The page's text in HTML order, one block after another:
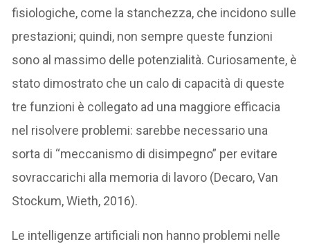
fisiologiche, come la stanchezza, che incidono sulle
prestazioni; quindi, non sempre queste funzioni
sono al massimo delle potenzialità. Curiosamente, è
stato dimostrato che un calo di capacità di queste
tre funzioni è collegato ad una maggiore efficacia
nel risolvere problemi: sarebbe necessario una
sorta di “meccanismo di disimpegno” per evitare
sovraccarichi alla memoria di lavoro (Decaro, Van
Stockum, Wieth, 2016).
Le intelligenze artificiali non hanno problemi nelle